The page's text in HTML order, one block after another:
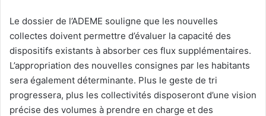
Le dossier de l’ADEME souligne que les nouvelles
collectes doivent permettre d’évaluer la capacité des
dispositifs existants à absorber ces flux supplémentaires.
L’appropriation des nouvelles consignes par les habitants
sera également déterminante. Plus le geste de tri
progressera, plus les collectivités disposeront d’une vision
précise des volumes à prendre en charge et des